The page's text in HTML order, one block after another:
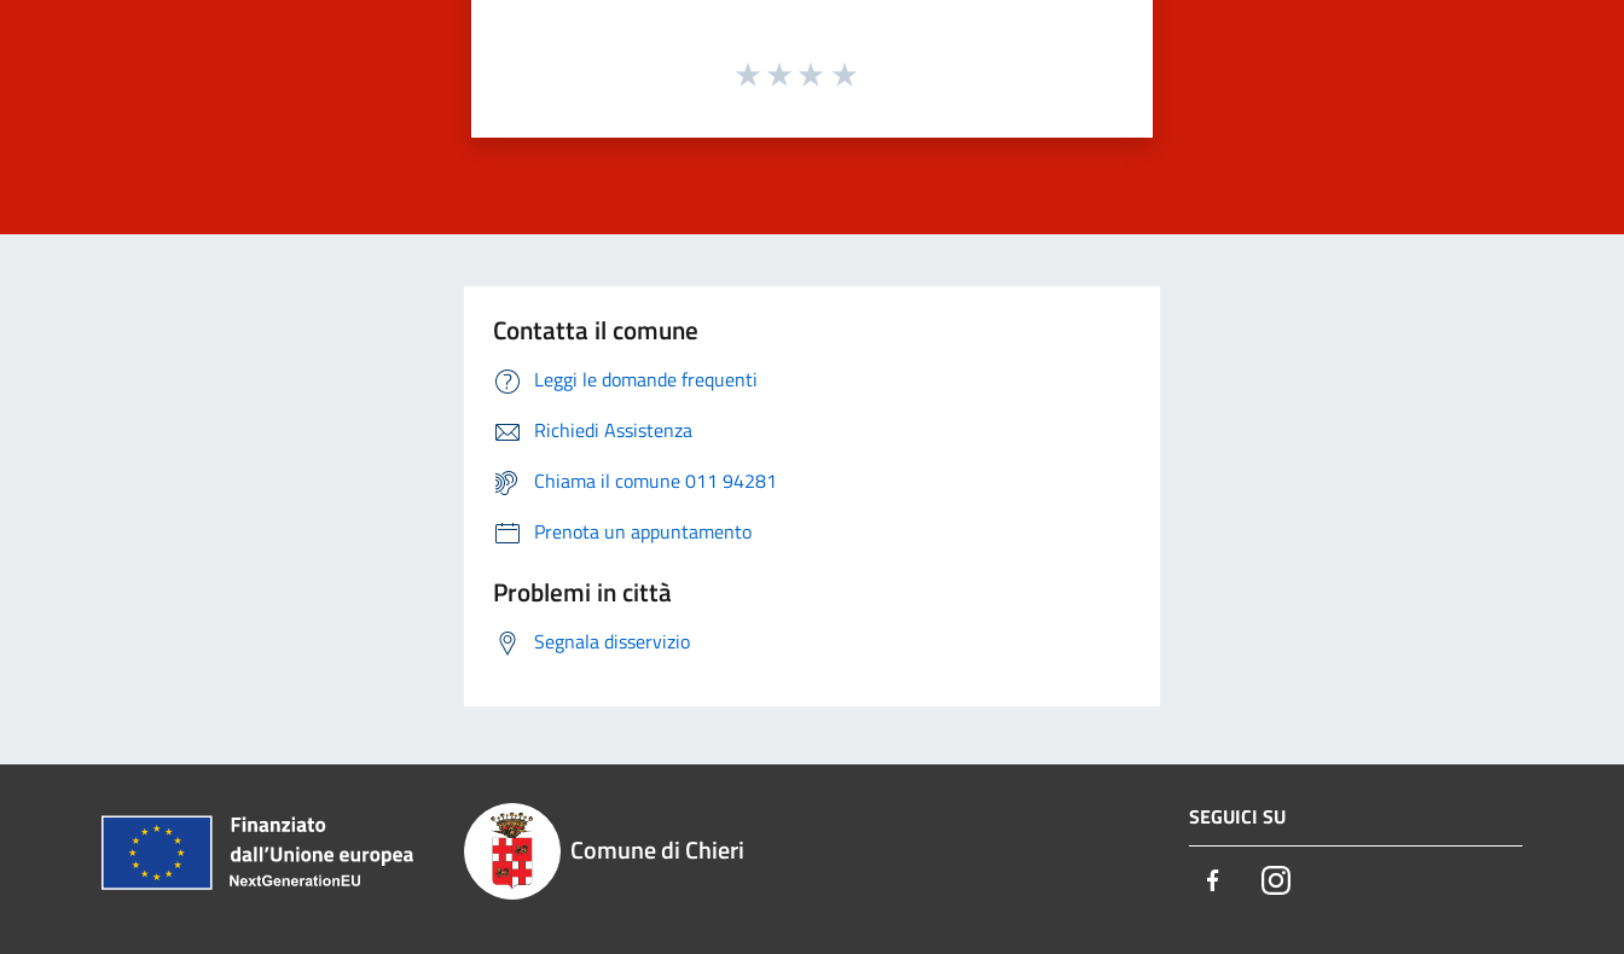
Contatta il comune
Leggi le domande frequenti
Richiedi Assistenza
Chiama il comune 011 94281
Prenota un appuntamento
Problemi in città
Segnala disservizio
Comune di Chieri
SEGUICI SU
FacebookInstagram